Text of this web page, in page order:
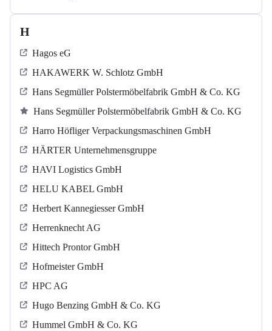
H
Hagos eG
HAKAWERK W. Schlotz GmbH
Hans Segmüller Polstermöbelfabrik GmbH & Co. KG
Hans Segmüller Polstermöbelfabrik GmbH & Co. KG
Harro Höfliger Verpackungsmaschinen GmbH
HÄRTER Unternehmensgruppe
HAVI Logistics GmbH
HELU KABEL GmbH
Herbert Kannegiesser GmbH
Herrenknecht AG
Hittech Prontor GmbH
Hofmeister GmbH
HPC AG
Hugo Benzing GmbH & Co. KG
Hummel GmbH & Co. KG